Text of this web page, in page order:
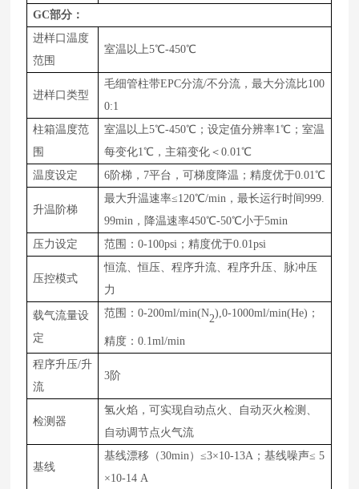
GC部分：
进样口温度
范围
室温以上5℃-450℃
进样口类型
毛细管柱带EPC分流/不分流，最大分流比100
0:1
柱箱温度范
围
室温以上5℃-450℃；设定值分辨率1℃；室温
每变化1℃，主箱变化＜0 .01℃
温度设定
6阶梯，7平台，可梯度降温；精度优于0.01℃
升温阶梯
最大升温速率≤120℃/min ，最长运行时间999.
99min，降温速率450℃-50℃小于5min
压力设定
范围：0-100psi；精度优于0.01psi
压控模式
恒流、恒压、程序升流、程序升压、脉冲压
力
载气流量设
定
范围：0-200ml/min(N2),0-1000ml/min(He) ；
精度：0.1ml/min
程序升压/升
流
3阶
检测器
氢火焰，可实现自动点火、自动灭火检测、
自动调节点火气流
基线
基线漂移（30min）≤3×10-13A；基线噪声≤ 5
×10-14 A